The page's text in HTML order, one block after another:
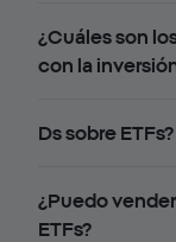
¿Cuáles son
con la
Ds sobre ETFs?
¿Puedo
ETFs?